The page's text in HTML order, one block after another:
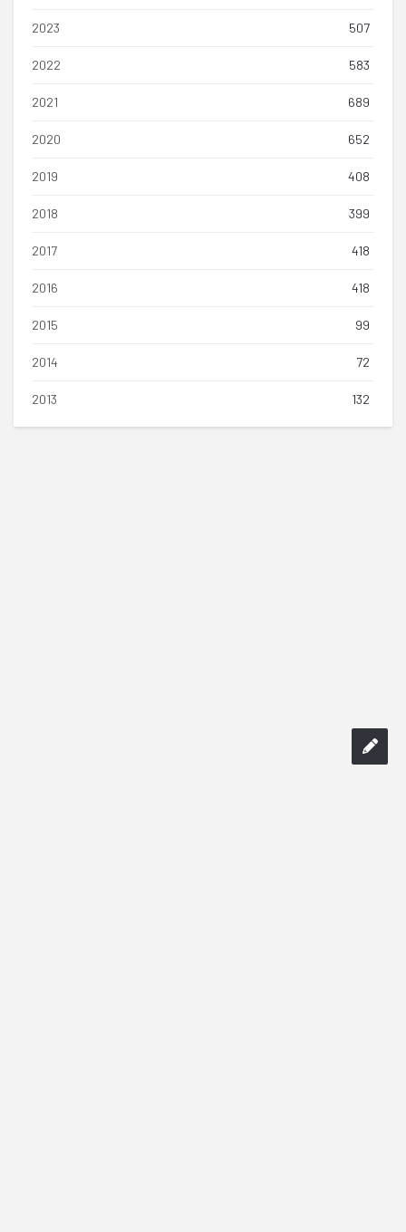
2023 507
2022 583
2021 689
2020 652
2019 408
2018 399
2017 418
2016 418
2015 99
2014 72
2013 132